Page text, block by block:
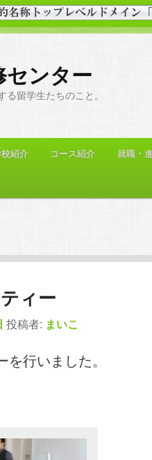
センター
留学生たちのこと。
紹介 コース紹介 就職・
ィー
投稿者: まいこ
行いました。